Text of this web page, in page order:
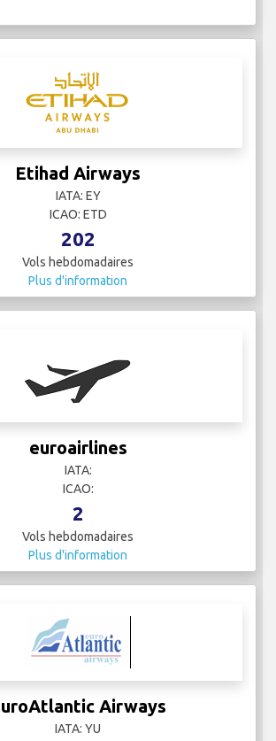
Etihad Airways
IATA: EY
ICAO: ETD
202
Vols hebdomadaires
Plus d'information
euroairlines
IATA:
ICAO:
2
Vols hebdomadaires
Plus d'information
Airways
IATA: YU